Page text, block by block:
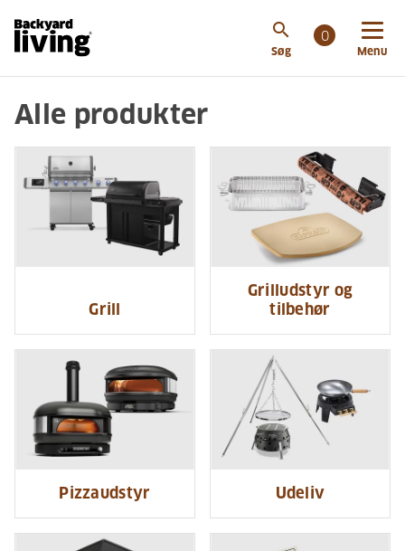
search
Søg
0
Menu
Alle produkter
Grill
Grilludstyr og
tilbehør
Pizzaudstyr Udeliv